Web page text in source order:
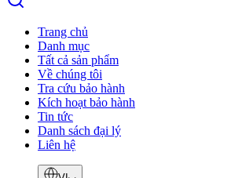
Trang chủ
Danh mục
Tất cả sản phẩm
Về chúng tôi
Tra cứu bảo hành
Kích hoạt bảo hành
Tin tức
Danh sách đại lý
Liên hệ